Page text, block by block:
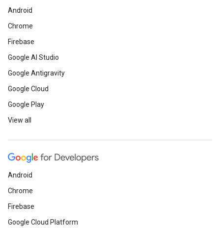
Android
Chrome
Firebase
Google AI Studio
Google Antigravity
Google Cloud
Google Play
View all
Android
Chrome
Firebase
Google Cloud Platform